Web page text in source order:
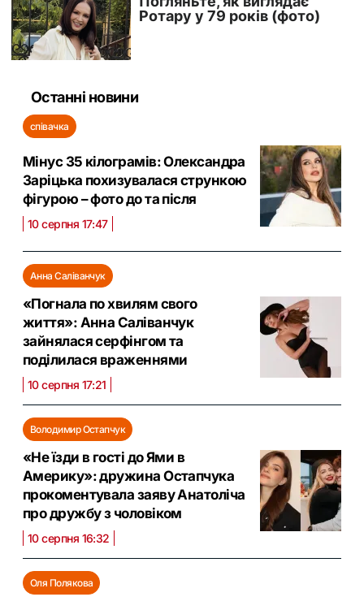
Останні новини
співачка
Мінус 35 кілограмів: Олександра
Заріцька похизувалася стрункою
фігурою – фото до та після
10 серпня 17:47
Анна Саліванчук
«Погнала по хвилям свого
життя»: Анна Саліванчук
зайнялася серфінгом та
поділилася враженнями
10 серпня 17:21
Володимир Остапчук
«Не їзди в гості до Ями в
Америку»: дружина Остапчука
прокоментувала заяву Анатоліча
про дружбу з чоловіком
10 серпня 16:32
Оля Полякова